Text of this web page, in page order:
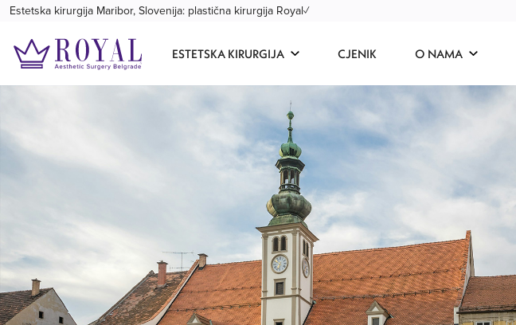
Estetska kirurgija Maribor, Slovenija: plastična kirurgija Royal✓
ESTETSKA KIRURGIJA CJENIK O NAMA